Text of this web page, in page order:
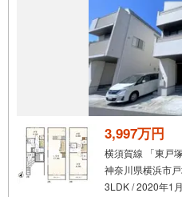
3,997万円
横須賀線 「東戸
神奈川県横浜市
3LDK / 2020年1